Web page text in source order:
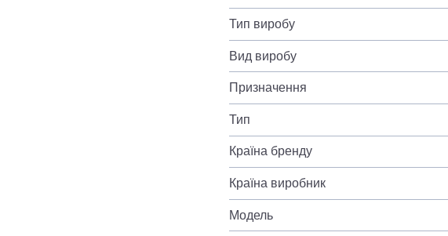
Тип виробу
Вид виробу
Призначення
Тип
Країна бренду
Країна виробник
Модель